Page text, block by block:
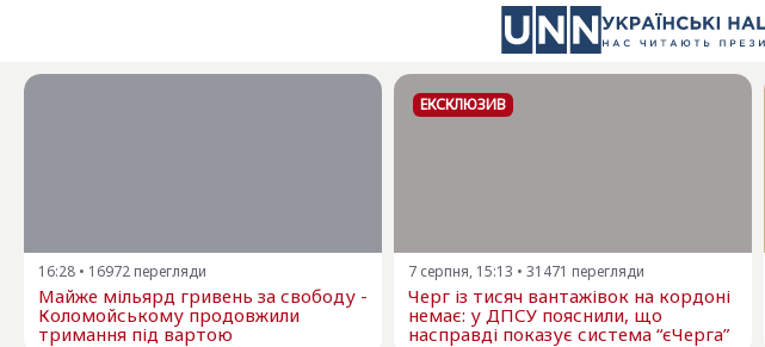
16:28 • 16972 перегляди
Майже мільярд гривень за свободу -
Коломойському продовжили
тримання під вартою
ЕКСКЛЮЗИВ
7 серпня, 15:13 • 31471 перегляди
Черг із тисяч вантажівок на кордоні
немає: у ДПСУ пояснили, що
насправді показує система “єЧерга”